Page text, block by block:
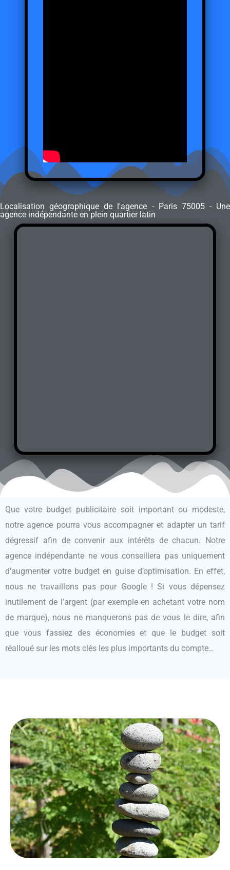
Localisation géographique de l'agence - Paris 75005 - Une
agence indépendante en plein quartier latin
Que votre budget publicitaire soit important ou modeste,
notre agence pourra vous accompagner et adapter un tarif
dégressif afin de convenir aux intérêts de chacun. Notre
agence indépendante ne vous conseillera pas uniquement
d’augmenter votre budget en guise d’optimisation. En effet,
nous ne travaillons pas pour Google ! Si vous dépensez
inutilement de l’argent (par exemple en achetant votre nom
de marque), nous ne manquerons pas de vous le dire, afin
que vous fassiez des économies et que le budget soit
réalloué sur les mots clés les plus importants du compte…